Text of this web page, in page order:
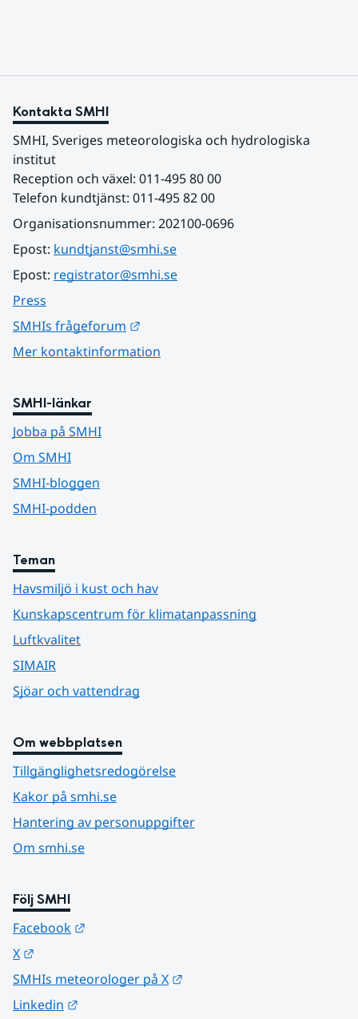
extremt höga temperaturer i tropiska Stilla havet.
Kontakta SMHI
SMHI, Sveriges meteorologiska och hydrologiska
institut
Reception och växel: 011-495 80 00
Telefon kundtjänst: 011-495 82 00
Organisationsnummer: 202100-0696
Epost: kundtjanst@smhi.se
Epost: registrator@smhi.se
Press
SMHIs frågeforum
Mer kontaktinformation
SMHI-länkar
Jobba på SMHI
Om SMHI
SMHI-bloggen
SMHI-podden
Teman
Havsmiljö i kust och hav
Kunskapscentrum för klimatanpassning
Luftkvalitet
SIMAIR
Sjöar och vattendrag
Om webbplatsen
Tillgänglighetsredogörelse
Kakor på smhi.se
Hantering av personuppgifter
Om smhi.se
Följ SMHI
Facebook
X
SMHIs meteorologer på X
Linkedin